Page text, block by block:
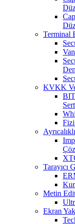
Terminal
KVKK
Tarayıcı
Metin
Ekran